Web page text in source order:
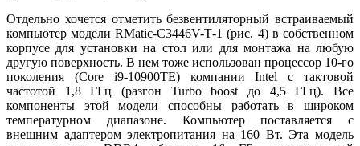
Отдельно хочется отметить безвентиляторный встраиваемый
компьютер модели RMatic-C3446V-T‑1 (рис. 4) в собственном
корпусе для установки на стол или для монтажа на любую
другую поверхность. В нем тоже использован процессор 10‑го
поколения (Core i9-10900TE) компании Intel с тактовой
частотой 1,8 ГГц (разгон Turbo boost до 4,5 ГГц). Все
компоненты этой модели способны работать в широком
температурном диапазоне. Компьютер поставляется с
внешним адаптером электропитания на 160 Вт. Эта модель